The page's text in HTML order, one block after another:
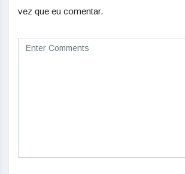
vez que eu comentar.